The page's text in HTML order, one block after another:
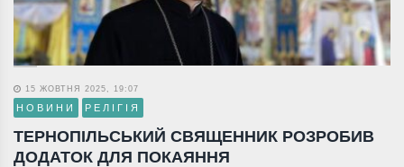
15 ЖОВТНЯ 2025, 19:07
НОВИНИ РЕЛІГІЯ
ТЕРНОПІЛЬСЬКИЙ СВЯЩЕННИК РОЗРОБИВ
ДОДАТОК ДЛЯ ПОКАЯННЯ